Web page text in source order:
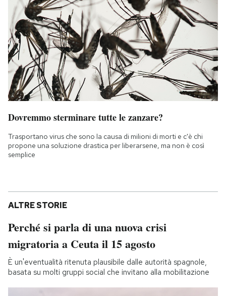
Dovremmo sterminare tutte le zanzare?
Trasportano virus che sono la causa di milioni di morti e c'è chi
propone una soluzione drastica per liberarsene, ma non è così
semplice
ALTRE STORIE
Perché si parla di una nuova crisi
migratoria a Ceuta il 15 agosto
È un'eventualità ritenuta plausibile dalle autorità spagnole,
basata su molti gruppi social che invitano alla mobilitazione